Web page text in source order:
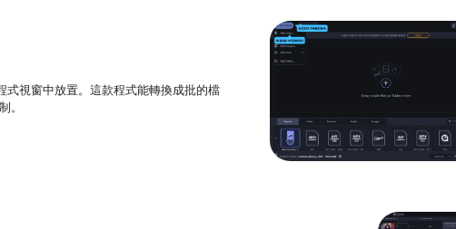
式視窗中放置。這款程式能轉換成批的檔
。